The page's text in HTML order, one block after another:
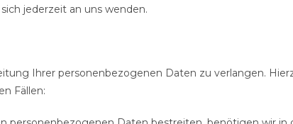
jederzeit an uns wenden.
Ihrer personenbezogenen Daten zu verlangen.
Fällen: